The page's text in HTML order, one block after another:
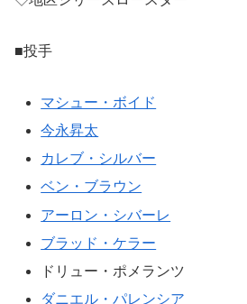
■投手
マシュー・ボイド
今永昇太
カレブ・シルバー
ベン・ブラウン
アーロン・シバーレ
ブラッド・ケラー
ドリュー・ポメランツ
ダニエル・パレンシア